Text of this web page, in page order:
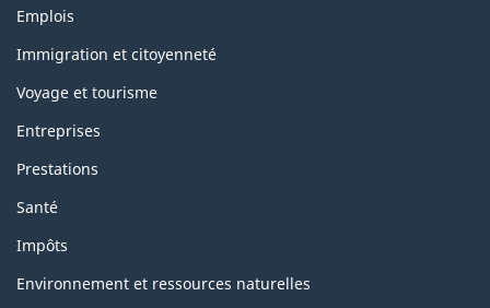
Thèmes
sujets
Emplois
Immigration et citoyenneté
Voyage et tourisme
Entreprises
Prestations
Santé
Impôts
Environnement et ressources naturelles